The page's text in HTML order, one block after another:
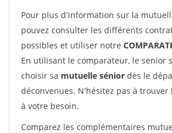
Pour plus d'information sur la
pouvez consulter les différents
possibles et utiliser notre
En utilisant le comparateur, le senior
choisir sa mutuelle sénior dès le
déconvenues. N'hésitez pas à
à votre besoin.
Comparez les complémentaires